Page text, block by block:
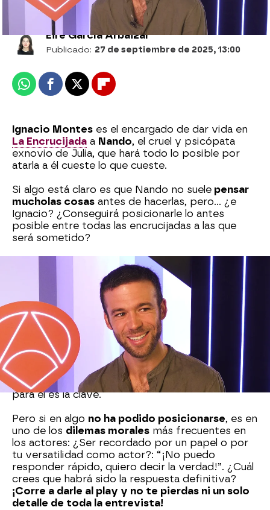
Eire García Arbaizar
Publicado: 27 de septiembre de 2025, 13:00
WhatsappFacebook
X Flipboard
Ignacio Montes es el encargado de dar vida en
La Encrucijada a Nando, el cruel y psicópata
exnovio de Julia, que hará todo lo posible por
atarla a él cueste lo que cueste.
Si algo está claro es que Nando no suele pensar
mucho las cosas antes de hacerlas, pero… ¿e
Ignacio? ¿Conseguirá posicionarle lo antes
posible entre todas las encrucijadas a las que
será sometido?
Si tuviese que elegir entre drama y comedia
Ignacio lo tiene claro: el drama, al igual que su
sitio preferido para rodar
son los exteriores.
Sobre si elegir entreescenas intensas o
románticas, el actor ha dudado: “Las románticas
pueden ser muy intensas”.
A la hora de actuar, cree que la mejor técnica es
jugar con el guion: hacer una mezcla de
improvisación y seguir el guion al pie de la letra
para él es la clave.
Pero si en algo no ha podido posicionarse, es en
uno de los dilemas morales más frecuentes en
los actores: ¿Ser recordado por un papel o por
tu versatilidad como actor?: “¡No puedo
responder rápido, quiero decir la verdad!”. ¿Cuál
crees que habrá sido la respuesta definitiva?
¡Corre a darle al play y no te pierdas ni un solo
detalle de toda la entrevista!